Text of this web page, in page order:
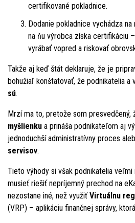
certifikované pokladnice.
Dodanie pokladnice vychádza
na ňu výrobca získa certifikáciu
vyrábať vopred a riskovať
Takže aj keď štát deklaruje, že je
bohužiaľ konštatovať, že podnikatelia a
sú.
Mrzí ma to, pretože som presvedčený,
myšlienku a prináša podnikateľom aj
jednoduchší administratívny proces
servisov.
Tieto výhody si však podnikatelia veľmi
musieť riešiť nepríjemný prechod na
nezostane iné, než využiťVirtuálnu
(VRP) – aplikáciu finančnej správy,